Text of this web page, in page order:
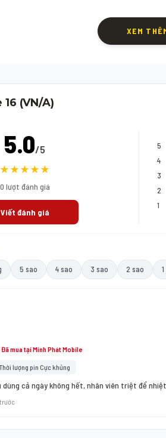
XEM
(VN/A)
5.0/5
★★★★★
0 lượt đánh giá
Viết đánh giá
5
4
3
2
1
5 sao 4 sao 3 sao 2 sao
mua tại Minh Phát Mobile
lượng pin Cực khủng
dùng cả ngày không hết, nhân viên triệt để